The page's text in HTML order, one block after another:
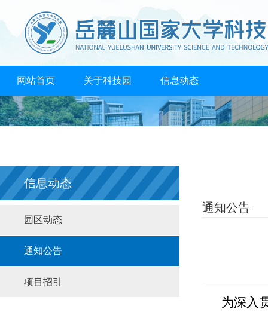
网站首页 关于科技园 信息动态
创业孵化 成果转化 人才培养
联系我们
信息动态
园区动态
通知公告
项目招引
通知公告
为深入